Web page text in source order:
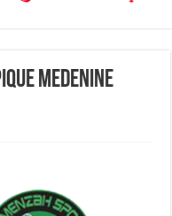
Medenine